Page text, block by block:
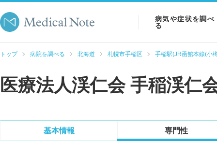
病気や症状を調べ
る
トップ 病院を調べる 北海道 札幌市手稲区 手稲駅(JR函館本線(小
医療法人渓仁会 手稲渓仁
基本情報 専門性